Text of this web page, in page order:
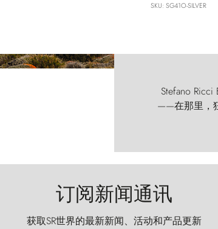
SKU: SG41O-SILVER
Stefano
——在那里，
订阅新闻通讯
获取SR世界的最新新闻、活动和产品更新